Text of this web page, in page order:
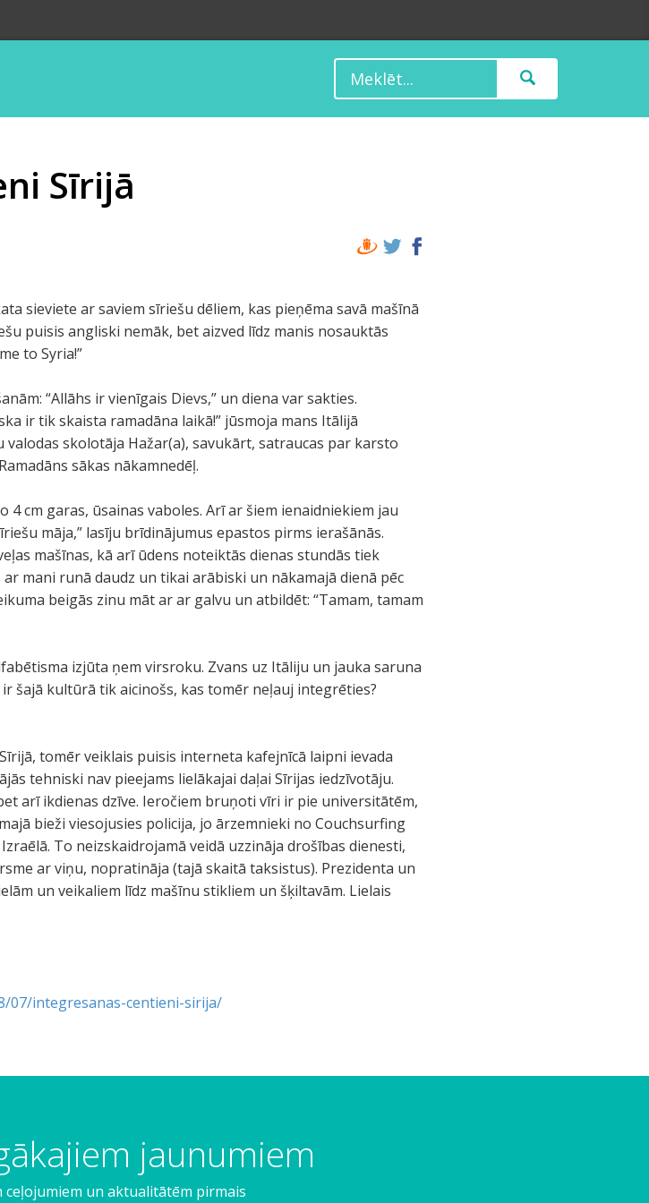
Sīrijā
sieviete ar saviem sīriešu dēliem, kas pieņēma savā mašīnā
puisis angliski nemāk, bet aizved līdz manis nosauktās
to Syria!”
“Allāhs ir vienīgais Dievs,” un diena var sakties.
ir tik skaista ramadāna laikā!” jūsmoja mans Itālijā
skolotāja Hažar(a), savukārt, satraucas par karsto
sākas nākamnedēļ.
cm garas, ūsainas vaboles. Arī ar šiem ienaidniekiem jau
māja,” lasīju brīdinājumus epastos pirms ierašānās.
mašīnas, kā arī ūdens noteiktās dienas stundās tiek
mani runā daudz un tikai arābiski un nākamajā dienā pēc
beigās zinu māt ar ar galvu un atbildēt: “Tamam, tamam
izjūta ņem virsroku. Zvans uz Itāliju un jauka saruna
šajā kultūrā tik aicinošs, kas tomēr neļauj integrēties?
tomēr veiklais puisis interneta kafejnīcā laipni ievada
tehniski nav pieejams lielākajai daļai Sīrijas iedzīvotāju.
arī ikdienas dzīve. Ieročiem bruņoti vīri ir pie universitātēm,
bieži viesojusies policija, jo ārzemnieki no Couchsurfing
To neizskaidrojamā veidā uzzināja drošības dienesti,
ar viņu, nopratināja (tajā skaitā taksistus). Prezidenta un
un veikaliem līdz mašīnu stikliem un šķiltavām. Lielais
07/integresanas-centieni-sirija/
jaunumiem
ceļojumiem un aktualitātēm pirmais